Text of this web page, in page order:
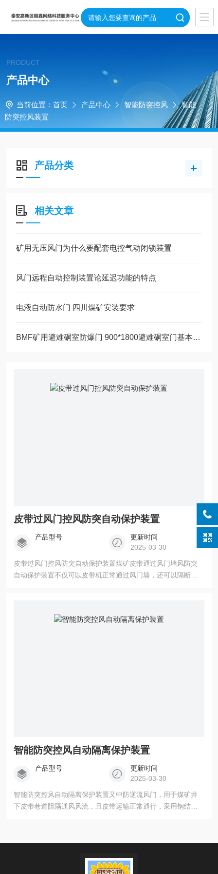
PRODUCT
产品中心
当前位置： 首页 产品中心 智能防突控风
智能
防突控风装置
产品分类
相关文章
矿用无压风门为什么要配套电控气动闭锁装置
风门远程自动控制装置论延迟功能的特点
电液自动防水门 四川煤矿安装要求
BMF矿用避难硐室防爆门 900*1800避难硐室门基本功能
皮带过风门控风防突自动保护装置
产品型号
更新时间
2025-03-30
皮带过风门控风防突自动保护装置煤矿皮带通过风门墙风防突
自动保护装置不仅可以皮带机正常通过风门墙，还可以隔断皮
智能防突控风自动隔离保护装置
产品型号
更新时间
2025-03-30
智能防突控风自动隔离保护装置又中防逆流风门，用于煤矿井
下皮带巷道阻隔通风风流，且皮带运输正常通行，采用钢结构